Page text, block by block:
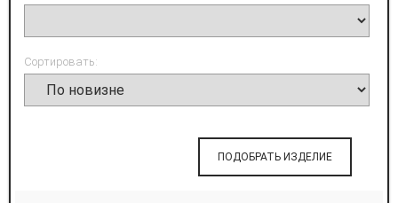
Сортировать:
ПОДОБРАТЬ ИЗДЕЛИЕ